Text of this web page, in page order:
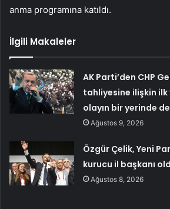
anma programına katıldı.
İlgili Makaleler
AK Parti’den CHP
tahliyesine ilişkin ilk
olayın bir yerinde
Ağustos 9, 2026
Özgür Çelik, Yeni
kurucu il başkanı
Ağustos 8, 2026